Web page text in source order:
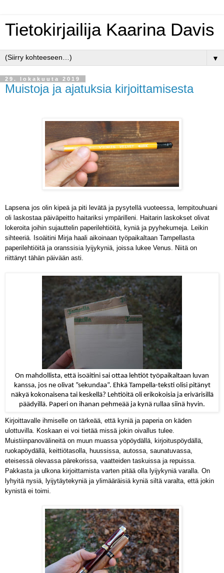
Tietokirjailija Kaarina Davis
▼
29. lokakuuta 2019
Muistoja ja ajatuksia kirjoittamisesta
Lapsena jos olin kipeä ja piti levätä ja pysytellä vuoteessa, lempitouhuani
oli laskostaa päiväpeitto haitariksi ympärilleni. Haitarin laskokset olivat
lokeroita joihin sujauttelin paperilehtiöitä, kyniä ja pyyhekumeja. Leikin
sihteeriä. Isoäitini Mirja haali aikoinaan työpaikaltaan Tampellasta
paperilehtiöitä ja oranssisia lyijykyniä, joissa lukee Venus. Niitä on
riittänyt tähän päivään asti.
On mahdollista, että isoäitini sai ottaa lehtiöt työpaikaltaan luvan
kanssa, jos ne olivat ”sekundaa”. Ehkä Tampella-teksti olisi pitänyt
näkyä kokonaisena tai keskellä? Lehtiöitä oli erikokoisia ja erivärisillä
päädyillä. Paperi on ihanan pehmeää ja kynä rullaa siinä hyvin.
Kirjoittavalle ihmiselle on tärkeää, että kyniä ja paperia on käden
ulottuvilla. Koskaan ei voi tietää missä jokin oivallus tulee.
Muistiinpanovälineitä on muun muassa yöpöydällä, kirjoituspöydällä,
ruokapöydällä, keittiötasolla, huussissa, autossa, saunatuvassa,
eteisessä olevassa pärekorissa, vaatteiden taskuissa ja repuissa.
Pakkasta ja ulkona kirjoittamista varten pitää olla lyijykyniä varalla. On
lyhyitä nysiä, lyijytäytekyniä ja ylimääräisiä kyniä siltä varalta, että jokin
kynistä ei toimi.